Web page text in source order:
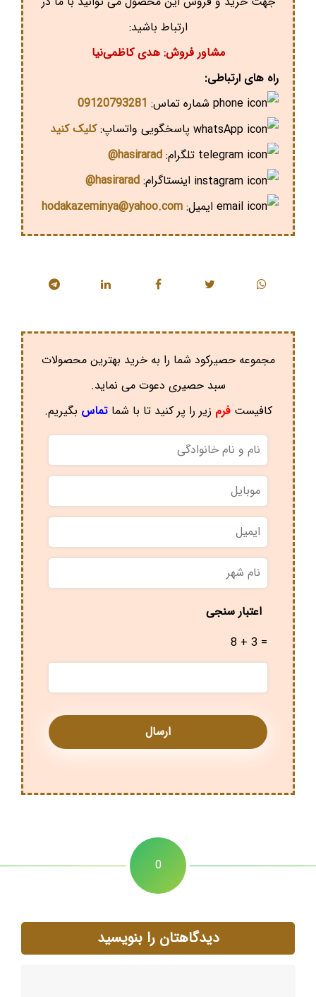
ارتباط باشید:
مشاور فروش: هدی کاظمی‌نیا
راه های ارتباطی:
شماره تماس: 09120793281
پاسخگویی واتساپ:کلیک کنید
تلگرام: hasirarad@
اینستاگرام: hasirarad@
ایمیل: hodakazeminya@yahoo.com
مجموعه حصیرکود شما را به خرید بهترین محصولات
سبد حصیری دعوت می نماید.
کافیستفرم زیر را پر کنید تا با شماتماس بگیریم.
نام
و
نام
خانوادگی
موبایل
ایمیل
نام
شهر *
اعتبار سنجی
8 + 3 =
0
دیدگاهتان را بنویسید